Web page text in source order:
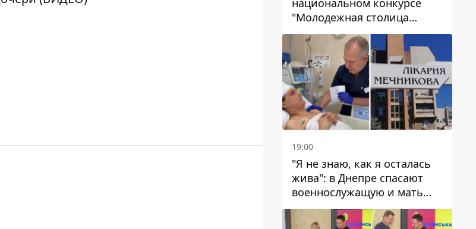
национальном конкурсе
"Молодежная столица
Украины – 2026"
19:00
"Я не знаю, как я осталась
жива": в Днепре спасают
военнослужащую и мать
четверых детей, которую
ранил КАБ